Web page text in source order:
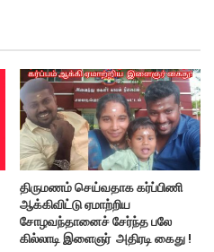
திருமணம் செய்வதாக கர்ப்பிணி
ஆக்கிவிட்டு ஏமாற்றிய
சோழவந்தானைச் சேர்ந்த பலே
கில்லாடி இளைஞர் அதிரடி கைது !